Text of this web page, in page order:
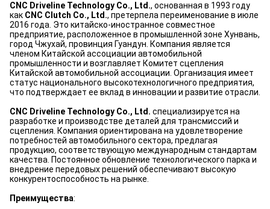
CNC Driveline Technology Co., Ltd., основанная в 1993 году
как CNC Clutch Co., Ltd., претерпела переименование в июле
2016 года. Это китайско-иностранное совместное
предприятие, расположенное в промышленной зоне Хунвань,
город Чжухай, провинция Гуандун. Компания является
членом Китайской ассоциации автомобильной
промышленности и возглавляет Комитет сцепления
Китайской автомобильной ассоциации. Организация имеет
статус национального высокотехнологичного предприятия,
что подтверждает ее вклад в инновации и развитие отрасли.
CNC Driveline Technology Co., Ltd. специализируется на
разработке и производстве деталей для трансмиссий и
сцепления. Компания ориентирована на удовлетворение
потребностей автомобильного сектора, предлагая
продукцию, соответствующую международным стандартам
качества. Постоянное обновление технологического парка и
внедрение передовых решений обеспечивают высокую
конкурентоспособность на рынке.
Преимущества: